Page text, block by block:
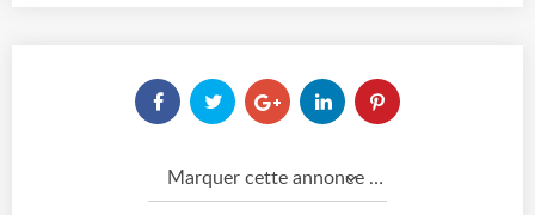
Marquer cette annonce comme...